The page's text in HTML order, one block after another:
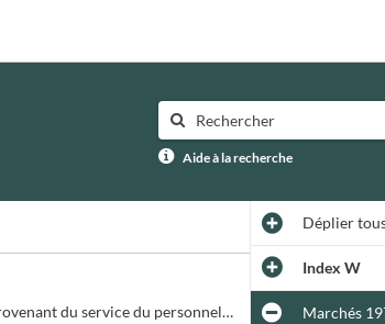
Aide à la recherche
Notes de service (collection provenant du service du personnel) ffffff
Déplier
Index W
Marchés